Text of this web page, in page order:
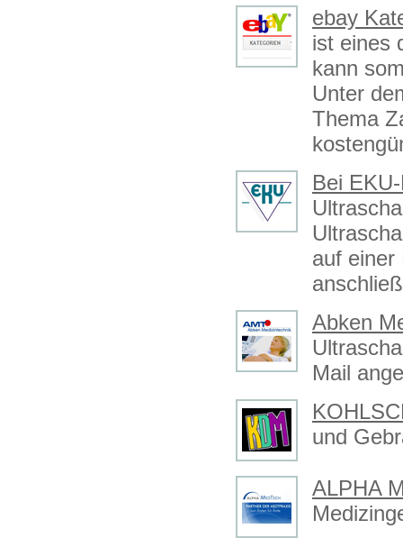
ebay
ist eines
kann
Unter
Thema
Bei
auf einer
Abken
Mail
und
ALPHA